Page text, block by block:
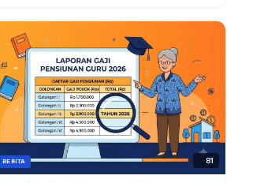
BERITA 81